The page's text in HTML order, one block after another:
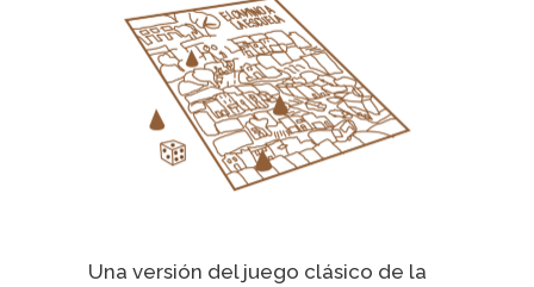
Una versión del juego clásico de la